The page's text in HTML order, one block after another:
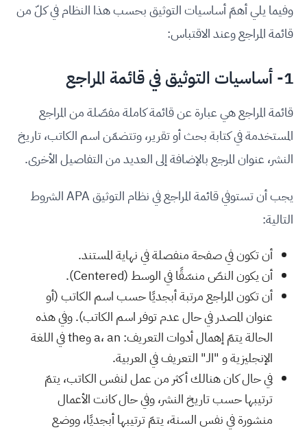
وفيما يلي أهمّ أساسيات التوثيق بحسب هذا النظام في كلّ من
قائمة المراجع وعند الاقتباس:
1- أساسيات التوثيق في قائمة المراجع
قائمة المراجع هي عبارة عن قائمة كاملة مفصّلة من المراجع
المستخدمة في كتابة بحث أو تقرير، وتتضمّن اسم الكاتب، تاريخ
النشر، عنوان المرجع بالإضافة إلى العديد من التفاصيل الأخرى.
يجب أن تستوفي قائمة المراجع في نظام التوثيق APA الشروط
التالية:
أن تكون في صفحة منفصلة في نهاية المستند.
أن يكون النصّ منسّقًا في الوسط (Centered).
أن تكون المراجع مرتبة أبجديًا حسب اسم الكاتب (أو
عنوان المصدر في حال عدم توفر اسم الكاتب). وفي هذه
الحالة يتمّ إهمال أدوات التعريف: a، an وthe في اللغة
الإنجليزية و "الـ" التعريف في العربية.
في حال كان هنالك أكثر من عمل لنفس الكاتب، يتمّ
ترتيبها حسب تاريخ النشر، وفي حال كانت الأعمال
منشورة في نفس السنة، يتمّ ترتيبها أبجديًا، ووضع